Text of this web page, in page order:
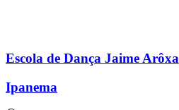
Escola de Dança Jaime Arôxa
Ipanema